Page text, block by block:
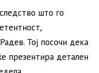
што го
Тој посочи дека
презентира детален